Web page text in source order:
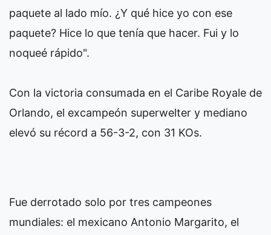
paquete al lado mío. ¿Y qué hice yo con ese
paquete? Hice lo que tenía que hacer. Fui y lo
noqueé rápido".
Con la victoria consumada en el Caribe Royale de
Orlando, el excampeón superwelter y mediano
elevó su récord a 56-3-2, con 31 KOs.
Fue derrotado solo por tres campeones
mundiales: el mexicano Antonio Margarito, el